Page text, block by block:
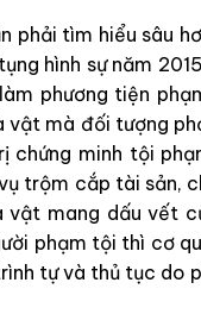
tìm hiểu sâu
hình sự năm
phương tiện
mà đối tượng
minh tội
trộm cắp tài sản,
vật mang dấu vết
phạm tội thì cơ
tự và thủ tục do